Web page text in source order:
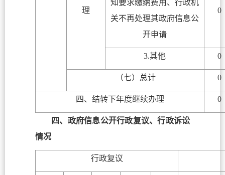
理
知要求缴纳费用、行政机
关不再处理其政府信息公
开申请
0
3.其他 0
（七）总计 0
四、结转下年度继续办理 0
四、政府信息公开行政复议、行政诉讼
情况
行政复议